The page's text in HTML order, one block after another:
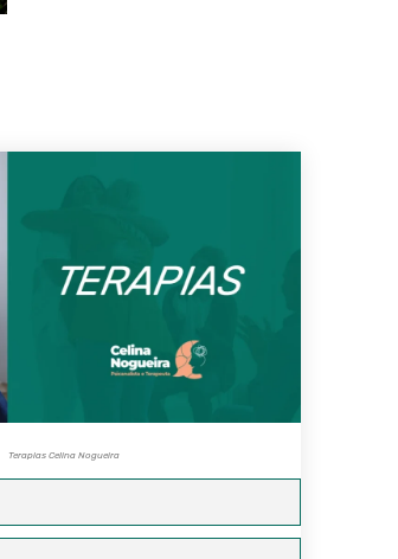
Terapias Celina Nogueira